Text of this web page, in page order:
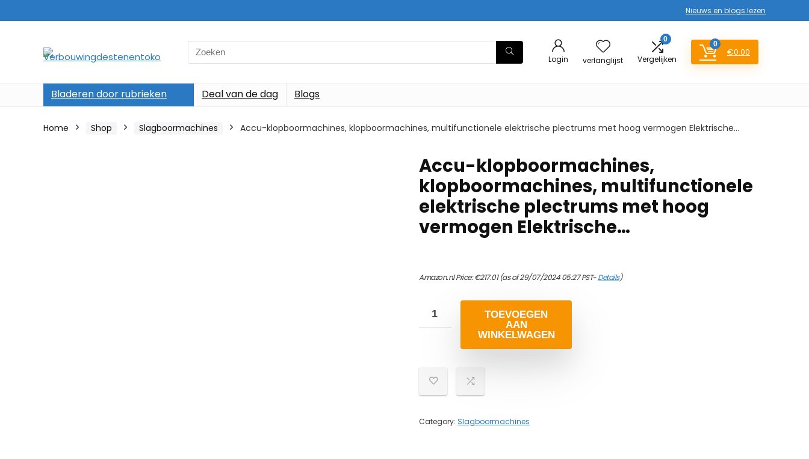
Nieuws en blogs lezen
Search
for:
Login verlanglijst
0
Vergelijken
0
€0.00
Bladeren door rubrieken Deal van de dag Blogs
Home Shop Slagboormachines Accu-klopboormachines, klopboormachines, multifunctionele elektrische plectrums met hoog vermogen Elektrische…
Accu-klopboormachines,
klopboormachines, multifunctionele
elektrische plectrums met hoog
vermogen Elektrische…
Amazon.nl Price:€217.01(as of 29/07/2024 05:27 PST-Details)
TOEVOEGEN
AAN
WINKELWAGEN
Category: Slagboormachines